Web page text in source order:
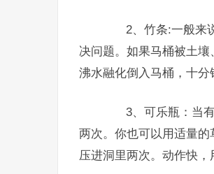
2、竹条:一般来说
决问题。如果马桶被土
沸水融化倒入马桶，十分
3、可乐瓶：当有
两次。你也可以用适量
压进洞里两次。动作快，